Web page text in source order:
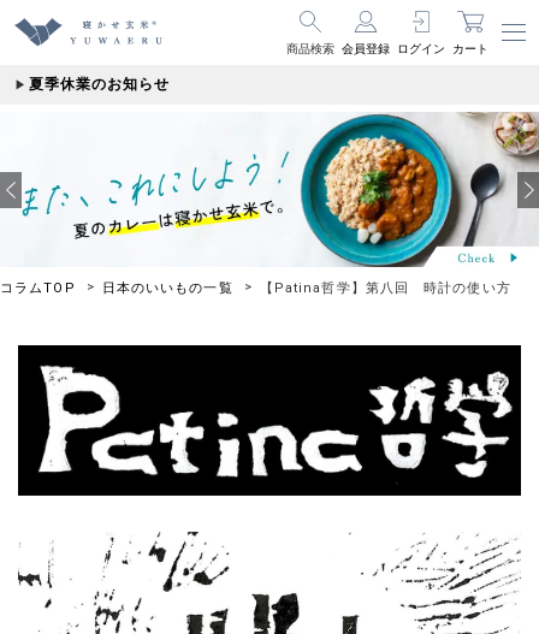
商品検索 会員登録 ログイン カート
夏季休業のお知らせ
コラムTOP 日本のいいもの一覧 【Patina哲学】第八回 時計の使い方